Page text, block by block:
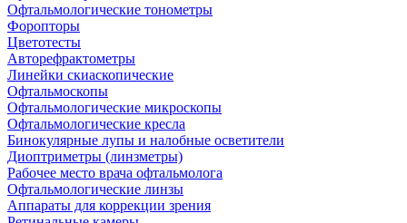
Офтальмологические тонометры
Форопторы
Цветотесты
Авторефрактометры
Линейки скиаскопические
Офтальмоскопы
Офтальмологические микроскопы
Офтальмологические кресла
Бинокулярные лупы и налобные осветители
Диоптриметры (линзметры)
Рабочее место врача офтальмолога
Офтальмологические линзы
Аппараты для коррекции зрения